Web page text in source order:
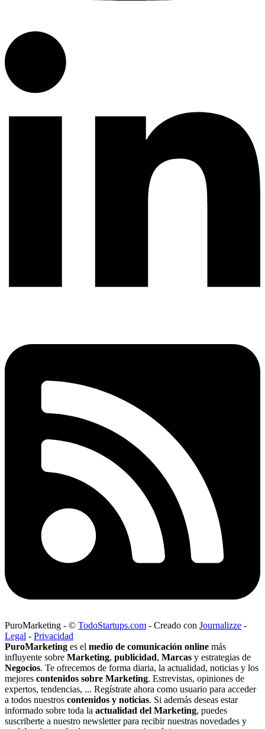
PuroMarketing - © TodoStartups.com - Creado con Journalizze -
Legal - Privacidad
PuroMarketing es el medio de comunicación online más
influyente sobre Marketing, publicidad, Marcas y estrategias de
Negocios. Te ofrecemos de forma diaria, la actualidad, noticias y los
mejores contenidos sobre Marketing. Estrevistas, opiniones de
expertos, tendencias, ... Regístrate ahora como usuario para acceder
a todos nuestros contenidos y noticias. Si además deseas estar
informado sobre toda la actualidad del Marketing, puedes
suscriberte a nuestro newsletter para recibir nuestras novedades y